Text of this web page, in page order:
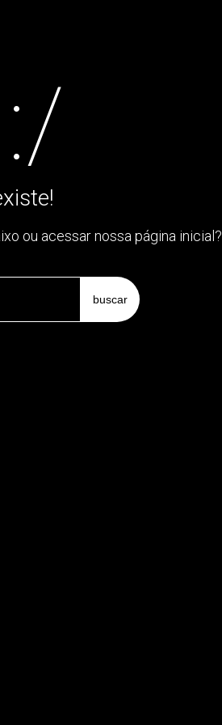
ou acessar nossa página inicial?